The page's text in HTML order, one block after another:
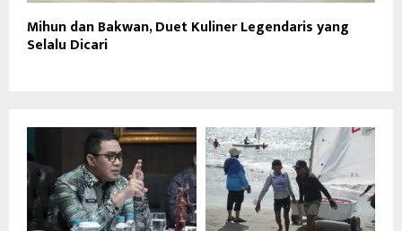
Mihun dan Bakwan, Duet Kuliner Legendaris yang
Selalu Dicari